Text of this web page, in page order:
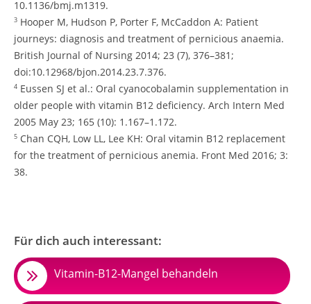
10.1136/bmj.m1319.
3 Hooper M, Hudson P, Porter F, McCaddon A: Patient
journeys: diagnosis and treatment of pernicious anaemia.
British Journal of Nursing 2014; 23 (7), 376–381;
doi:10.12968/bjon.2014.23.7.376.
4 Eussen SJ et al.: Oral cyanocobalamin supplementation in
older people with vitamin B12 deficiency. Arch Intern Med
2005 May 23; 165 (10): 1.167–1.172.
5 Chan CQH, Low LL, Lee KH: Oral vitamin B12 replacement
for the treatment of pernicious anemia. Front Med 2016; 3:
38.
Für dich auch interessant:
Vitamin-B12-Mangel behandeln